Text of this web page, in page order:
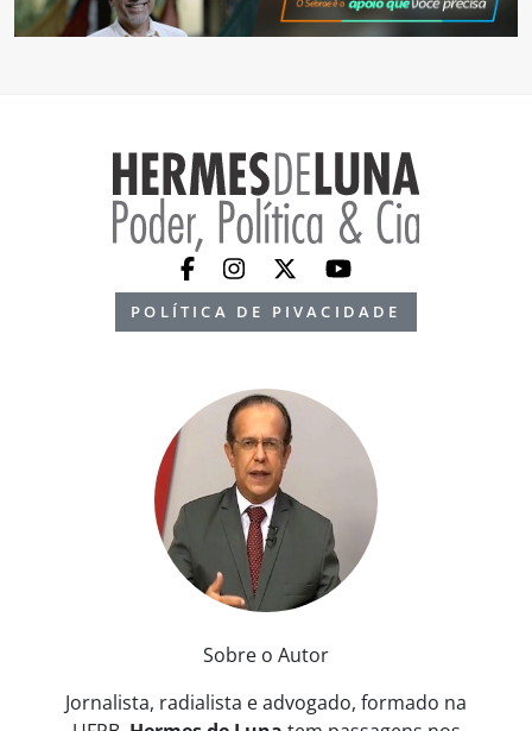
POLÍTICA DE PIVACIDADE
Sobre o Autor
Jornalista, radialista e advogado, formado na